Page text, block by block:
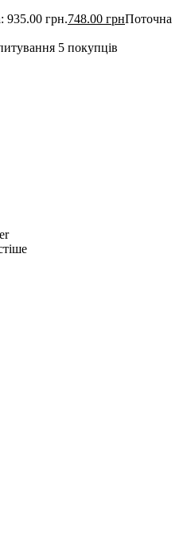
935.00 грн.748.00 грнПоточна
5 покупців